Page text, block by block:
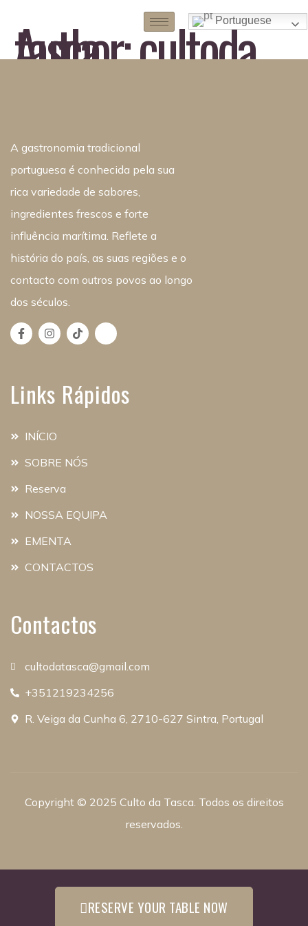
Portuguese
Author:
cultoda tasca
A gastronomia tradicional
portuguesa é conhecida pela sua
rica variedade de sabores,
ingredientes frescos e forte
influência marítima. Reflete a
história do país, as suas regiões e o
contacto com outros povos ao longo
dos séculos.
Links Rápidos
INÍCIO
SOBRE NÓS
Reserva
NOSSA EQUIPA
EMENTA
CONTACTOS
Contactos
cultodatasca@gmail.com
+351219234256
R. Veiga da Cunha 6, 2710-627 Sintra, Portugal
Copyright © 2025 Culto da Tasca. Todos os direitos
reservados.
RESERVE YOUR TABLE NOW